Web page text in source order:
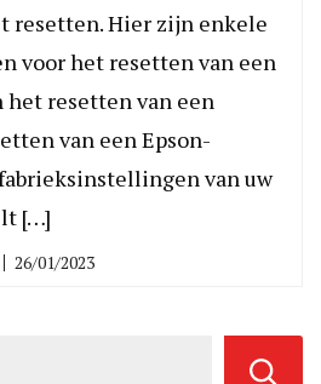
resetten. Hier zijn enkele
voor het resetten van een
resetten van een
van een Epson-
van uw
[…]
26/01/2023